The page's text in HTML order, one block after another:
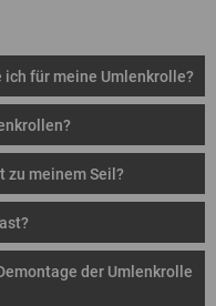
für meine Umlenkrolle?
zu meinem Seil?
der Umlenkrolle